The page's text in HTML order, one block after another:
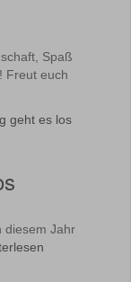
Spaß
Freut euch
diesem Jahr